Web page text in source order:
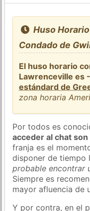
Huso
Condado de
El huso horario
Lawrenceville es
estándard de
zona horaria
Por todos es
acceder al chat
franja es el
disponer de
probable encontrar
Siempre es
mayor afluencia de
Y por contra, en el